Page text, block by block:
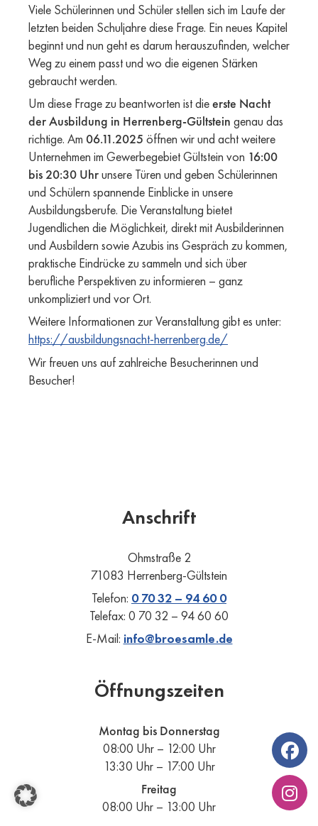
Viele Schülerinnen und Schüler stellen sich im Laufe der
letzten beiden Schuljahre diese Frage. Ein neues Kapitel
beginnt und nun geht es darum herauszufinden, welcher
Weg zu einem passt und wo die eigenen Stärken
gebraucht werden.
Um diese Frage zu beantworten ist dieerste Nacht
der Ausbildung in Herrenberg-Gültstein genau das
richtige. Am 06.11.2025 öffnen wir und acht weitere
Unternehmen im Gewerbegebiet Gültstein von 16:00
bis 20:30 Uhrunsere Türen und geben Schülerinnen
und Schülern spannende Einblicke in unsere
Ausbildungsberufe. Die Veranstaltung bietet
Jugendlichen die Möglichkeit, direkt mit Ausbilderinnen
und Ausbildern sowie Azubis ins Gespräch zu kommen,
praktische Eindrücke zu sammeln und sich über
berufliche Perspektiven zu informieren – ganz
unkompliziert und vor Ort.
Weitere Informationen zur Veranstaltung gibt es unter:
https://ausbildungsnacht-herrenberg.de/
Wir freuen uns auf zahlreiche Besucherinnen und
Besucher!
Anschrift
Ohmstraße 2
71083 Herrenberg-Gültstein
Telefon: 0 70 32 – 94 60 0
Telefax: 0 70 32 – 94 60 60
E-Mail: info@broesamle.de
Öffnungszeiten
Montag bis Donnerstag
08:00 Uhr – 12:00 Uhr
13:30 Uhr – 17:00 Uhr
Freitag
08:00 Uhr – 13:00 Uhr